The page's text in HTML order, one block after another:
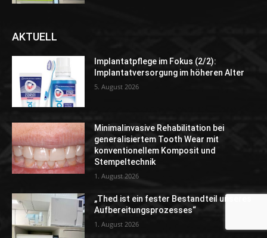
AKTUELL
Implantatpflege im Fokus (2/2):
Implantatversorgung im höheren Alter
5. August 2026
Minimalinvasive Rehabilitation bei
generalisiertem Tooth Wear mit
konventionellem Komposit und
Stempeltechnik
1. August 2026
„Thed ist ein fester Bestandteil unseres
Aufbereitungsprozesses“
1. August 2026